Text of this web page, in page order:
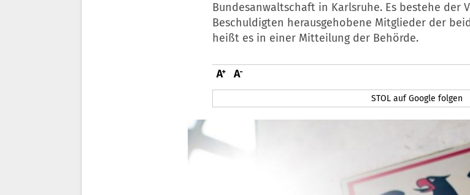
Bundesanwaltschaft in Karlsruhe. Es bestehe der
Beschuldigten herausgehobene Mitglieder der
heißt es in einer Mitteilung der Behörde.
STOL auf Google folgen